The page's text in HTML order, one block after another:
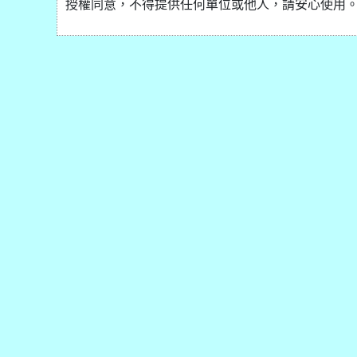
授權同意，不得提供任何單位或他人，請安心使用